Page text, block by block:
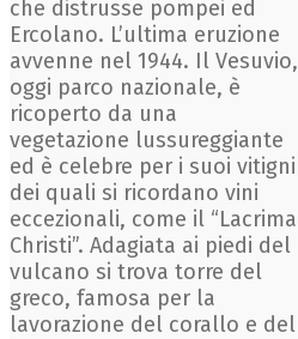
che distrusse pompei ed
Ercolano. L’ultima eruzione
avvenne nel 1944. Il Vesuvio,
oggi parco nazionale, è
ricoperto da una
vegetazione lussureggiante
ed è celebre per i suoi vitigni
dei quali si ricordano vini
eccezionali, come il “Lacrima
Christi”. Adagiata ai piedi del
vulcano si trova torre del
greco, famosa per la
lavorazione del corallo e del